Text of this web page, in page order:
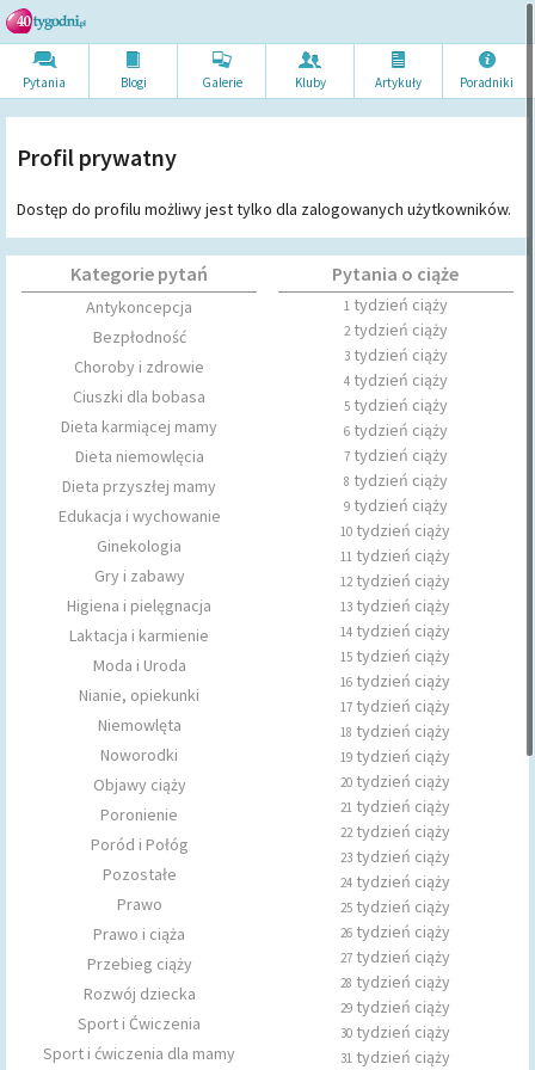
Pytania Blogi Galerie Kluby Artykuły Poradniki
Profil prywatny
Dostęp do profilu możliwy jest tylko dla zalogowanych użytkowników.
Kategorie pytań
Antykoncepcja
Bezpłodność
Choroby i zdrowie
Ciuszki dla bobasa
Dieta karmiącej mamy
Dieta niemowlęcia
Dieta przyszłej mamy
Edukacja i wychowanie
Ginekologia
Gry i zabawy
Higiena i pielęgnacja
Laktacja i karmienie
Moda i Uroda
Nianie, opiekunki
Niemowlęta
Noworodki
Objawy ciąży
Poronienie
Poród i Połóg
Pozostałe
Prawo
Prawo i ciąża
Przebieg ciąży
Rozwój dziecka
Sport i Ćwiczenia
Sport i ćwiczenia dla mamy
Pytania o ciąże
1tydzień ciąży
2tydzień ciąży
3tydzień ciąży
4tydzień ciąży
5tydzień ciąży
6tydzień ciąży
7tydzień ciąży
8 tydzień ciąży
9tydzień ciąży
10 tydzień ciąży
11 tydzień ciąży
12tydzień ciąży
13 tydzień ciąży
14 tydzień ciąży
15 tydzień ciąży
16 tydzień ciąży
17 tydzień ciąży
18 tydzień ciąży
19 tydzień ciąży
20 tydzień ciąży
21 tydzień ciąży
22tydzień ciąży
23 tydzień ciąży
24 tydzień ciąży
25 tydzień ciąży
26 tydzień ciąży
27 tydzień ciąży
28 tydzień ciąży
29 tydzień ciąży
30 tydzień ciąży
31 tydzień ciąży